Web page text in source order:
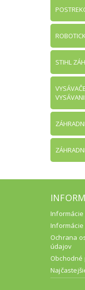
STIHL
Ochrana
údajov